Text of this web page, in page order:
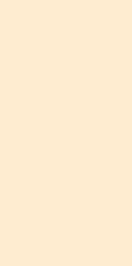
绿林中――
传来鸟儿的
草地上――
有蝴蝶在飞
阳光下――
是鲜花在